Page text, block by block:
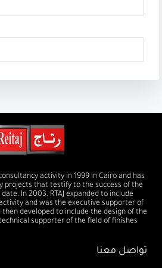
activity in 1999 in Cairo and has
projects that testify to the success of the
In 2003, RTAJ expanded to include
and was the executive supporter of
then developed to include the design of the
supporter of the field of finishes
تواصل معنا